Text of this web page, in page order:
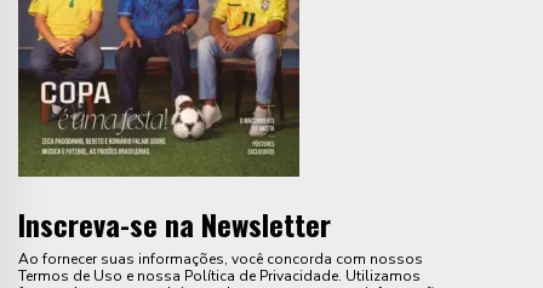
Inscreva-se na Newsletter
Ao fornecer suas informações, você concorda com nossos
Termos de Uso e nossa Política de Privacidade. Utilizamos